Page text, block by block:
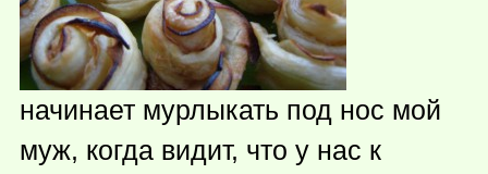
начинает мурлыкать под нос мой
муж, когда видит, что у нас к